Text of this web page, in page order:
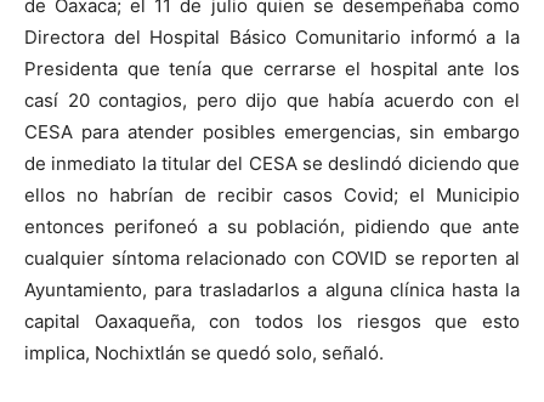
de Oaxaca; el 11 de julio quien se desempeñaba como
Directora del Hospital Básico Comunitario informó a la
Presidenta que tenía que cerrarse el hospital ante los
casí 20 contagios, pero dijo que había acuerdo con el
CESA para atender posibles emergencias, sin embargo
de inmediato la titular del CESA se deslindó diciendo que
ellos no habrían de recibir casos Covid; el Municipio
entonces perifoneó a su población, pidiendo que ante
cualquier síntoma relacionado con COVID se reporten al
Ayuntamiento, para trasladarlos a alguna clínica hasta la
capital Oaxaqueña, con todos los riesgos que esto
implica, Nochixtlán se quedó solo, señaló.